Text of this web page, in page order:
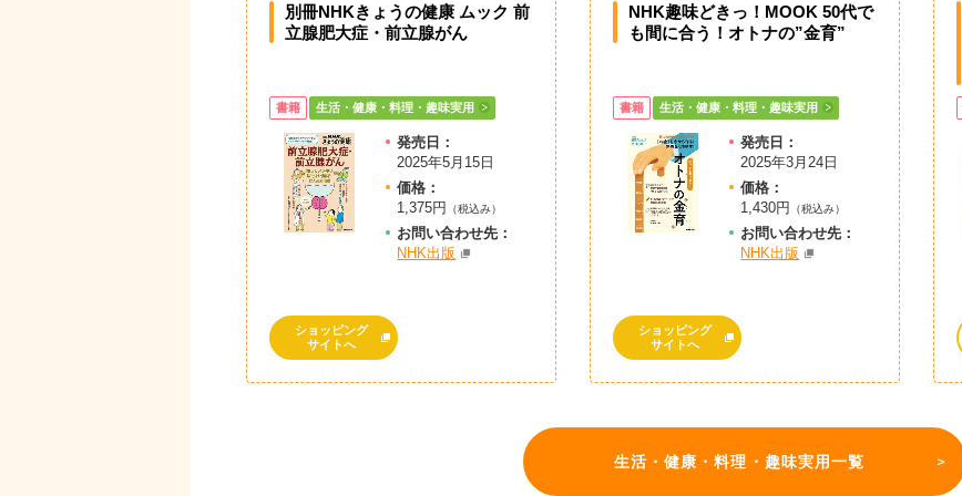
別冊NHKきょうの健康 ムック 前
立腺肥大症・前立腺がん
書籍 生活・健康・料理・趣味実用
発売日：
2025年5月15日
価格：
1,375円
（税込み）
お問い合わせ先：
NHK出版
ショッピング
サイトへ
NHK趣味どきっ！MOOK 50代で
も間に合う！オトナの”金育”
書籍 生活・健康・料理・趣味実用
発売日：
2025年3月24日
価格：
1,430円
（税込み）
お問い合わせ先：
NHK出版
ショッピング
サイトへ
生活・健康・料理・趣味実用一覧